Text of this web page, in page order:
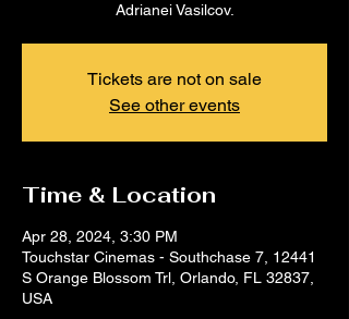
Adrianei Vasilcov.
Tickets are not on sale
See other events
Time & Location
Apr 28, 2024, 3:30 PM
Touchstar Cinemas - Southchase 7, 12441
S Orange Blossom Trl, Orlando, FL 32837,
USA